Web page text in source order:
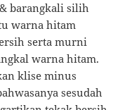
barangkali silih
warna hitam
serta murni
warna hitam.
klise minus
sesudah